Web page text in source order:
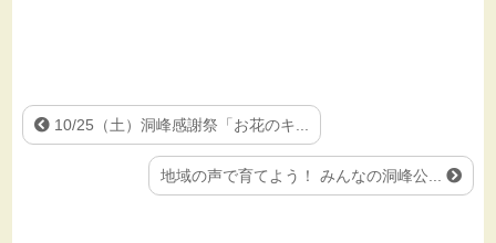
10/25（土）洞峰感謝祭「お花のキ...
地域の声で育てよう！ みんなの洞峰公...